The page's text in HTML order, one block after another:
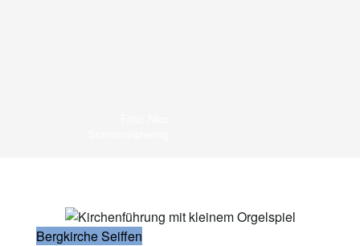
Bergkirche Seiffen